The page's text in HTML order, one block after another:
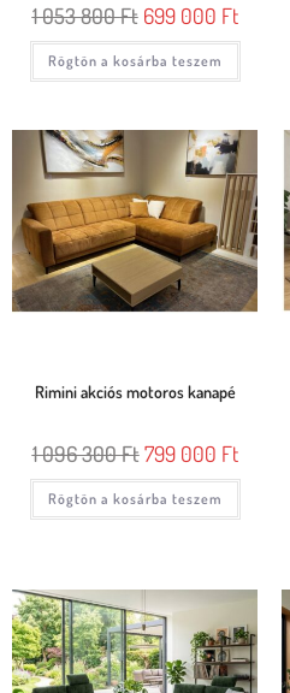
1 053 800Ft 699 000 Ft
Rögtön a kosárba teszem
Rimini akciós motoros kanapé
1 096 300Ft 799 000 Ft
Rögtön a kosárba teszem